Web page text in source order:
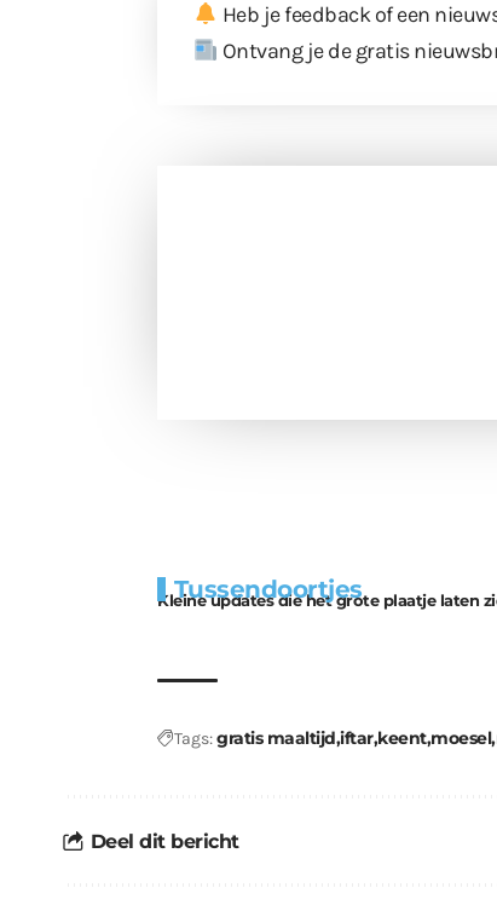
Heb je feedback of een
Ontvang je de gratis
Tussendoortjes
Kleine updates die het grote plaatje laten
bouwmateriaal voor
kabouters
uitdaging
Tags:gratis maaltijd iftarkeentmoesel
Deel dit bericht